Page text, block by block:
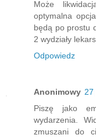
Może
optymalna
będą po prostu
2 wydziały
Odpowiedz
Anonimowy 27
Piszę jako
wydarzenia.
zmuszani do